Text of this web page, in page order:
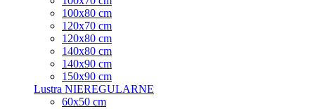
100x80 cm
120x70 cm
120x80 cm
140x80 cm
140x90 cm
150x90 cm
Lustra NIEREGULARNE
60x50 cm